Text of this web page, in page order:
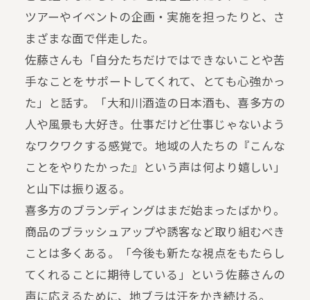
ツアーやイベントの企画・実施を担ったりと、さ
まざまな面で伴走した。
佐藤さんも「自分たちだけではできないことや苦
手なことをサポートしてくれて、とても心強かっ
た」と話す。「大和川酒造の日本酒も、喜多方の
人や風景も大好き。仕事だけど仕事じゃないよう
なワクワクする感覚で。地域の人たちの『こんな
ことをやりたかった』という声は何より嬉しい」
と山下は振り返る。
喜多方のブランディングはまだ始まったばかり。
商品のブラッシュアップや誘客など取り組むべき
ことは多くある。「今後も新たな視点をもたらし
てくれることに期待している」という佐藤さんの
声に応えるために、地ブラは汗をかき続ける。